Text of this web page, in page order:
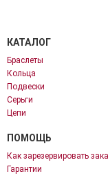
КАТАЛОГ
Браслеты
Кольца
Подвески
Серьги
Цепи
ПОМОЩЬ
Как зарезервировать
Гарантии